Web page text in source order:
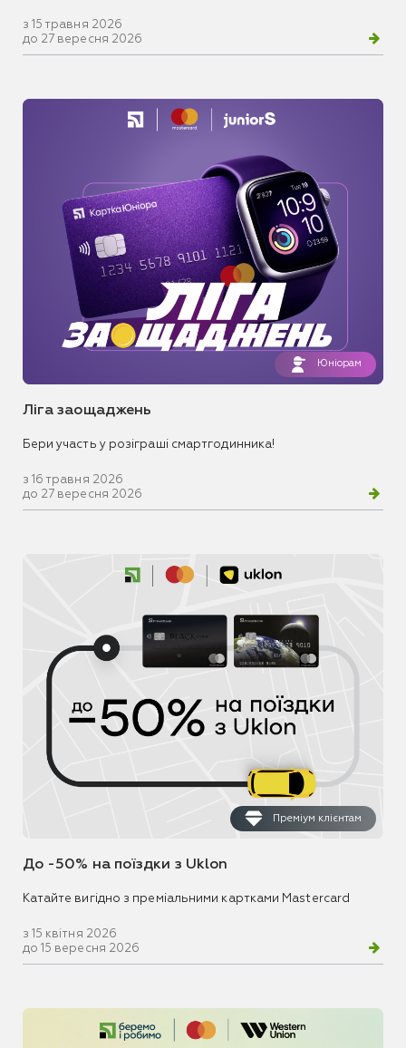
з 15 травня 2026
до 27 вересня 2026
Юніорам
Ліга заощаджень
Бери участь у розіграші смартгодинника!
з 16 травня 2026
до 27 вересня 2026
Преміум клієнтам
До -50% на поїздки з Uklon
Катайте вигідно з преміальними картками Mastercard
з 15 квітня 2026
до 15 вересня 2026